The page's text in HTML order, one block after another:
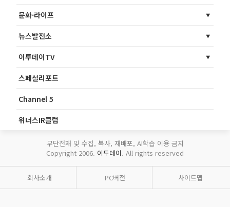
문화·라이프
뉴스발전소
이투데이TV
스페셜리포트
Channel 5
위너스IR클럽
무단전재 및 수집, 복사, 재배포, AI학습 이용 금지
Copyright 2006. 이투데이. All rights reserved
회사소개 PC버전 사이트맵